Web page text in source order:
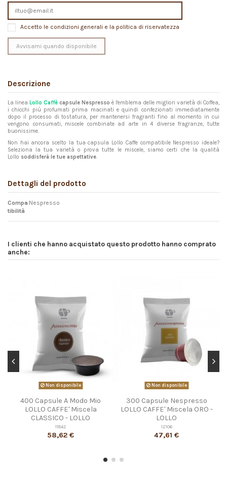
Accetto le condizioni generali e la politica di riservatezza
Descrizione
La linea Lollo Caffè capsule Nespresso è l'emblema delle migliori varietà di Coffea,
i chicchi più profumati prima macinati e quindi confezionati immediatamente
dopo il processo di tostatura, per mantenersi fragranti fino al momento in cui
vengono consumati, miscele combinate ad arte in 4 diverse fragranze, tutte
buonissime.
Non hai ancora scelto la tua capsula Lollo Caffe compatibile Nespresso ideale?
Seleziona la tua varietà o prova tutte le miscele, siamo certi che la qualità
Lollo soddisferà le tue aspettative.
Dettagli del prodotto
Compa
tibilità
Nespresso
I clienti che hanno acquistato questo prodotto hanno comprato
anche:
Non disponibile
400 Capsule A Modo Mio
LOLLO CAFFE' Miscela
CLASSICO - LOLLO
11842
58,62 €
Non disponibile
300 Capsule Nespresso
LOLLO CAFFE' Miscela ORO -
LOLLO
12106
47,61 €